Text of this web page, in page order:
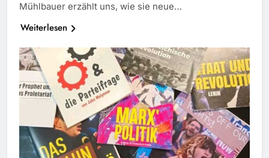
Mühlbauer erzählt uns, wie sie neue…
Weiterlesen